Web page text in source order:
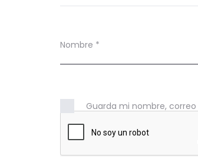
Nombre *
Guarda mi nombre,